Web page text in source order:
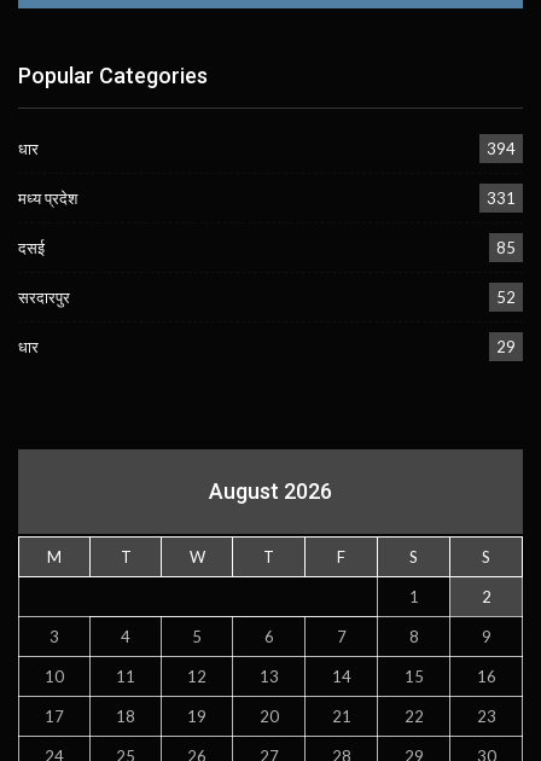
Popular Categories
धार 394
मध्य प्रदेश 331
दसई 85
सरदारपुर 52
धार 29
August 2026
M T W T F S S
1 2
3 4 5 6 7 8 9
10 11 12 13 14 15 16
17 18 19 20 21 22 23
24 25 26 27 28 29 30